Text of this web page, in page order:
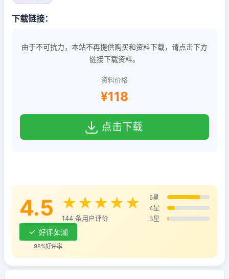
下载链接：
由于不可抗力，本站不再提供购买和资料下载，请点击下方
链接下载资料。
资料价格
¥118
点击下载
4.5 ★★★★★
144 条用户评价
5星
4星
3星
好评如潮
98%好评率